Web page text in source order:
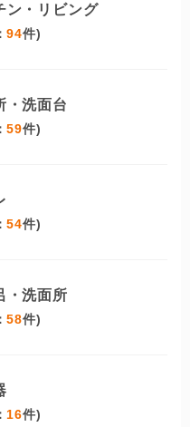
ン・リビング
94件)
・洗面台
59件)
54件)
・洗面所
58件)
16件)